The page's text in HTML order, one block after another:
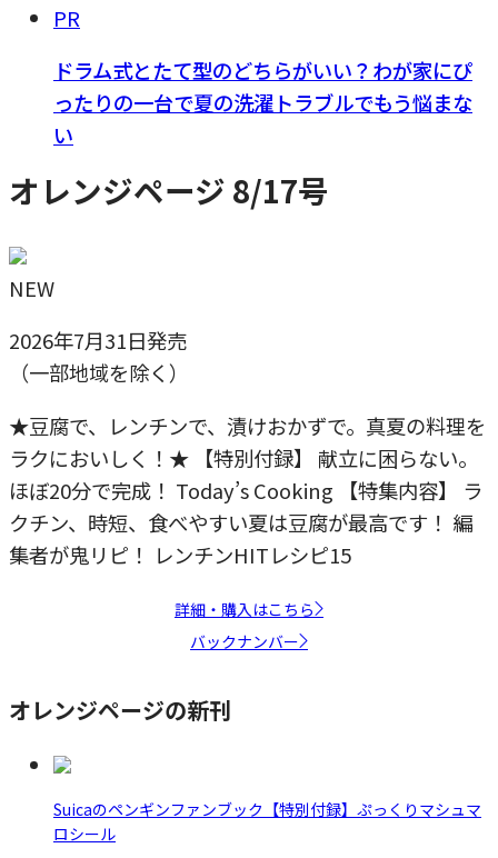
PR
ドラム式とたて型のどちらがいい？わが家にぴ
ったりの一台で夏の洗濯トラブルでもう悩まな
い
オレンジページ 8/17号
NEW
2026年7月31日発売
（一部地域を除く）
★豆腐で、レンチンで、漬けおかずで。真夏の料理を
ラクにおいしく！★ 【特別付録】 献立に困らない。
ほぼ20分で完成！ Today’s Cooking 【特集内容】 ラ
クチン、時短、食べやすい夏は豆腐が最高です！ 編
集者が鬼リピ！ レンチンHITレシピ15
詳細・購入はこちら
バックナンバー
オレンジページの新刊
Suicaのペンギンファンブック【特別付録】ぷっくりマシュマ
ロシール